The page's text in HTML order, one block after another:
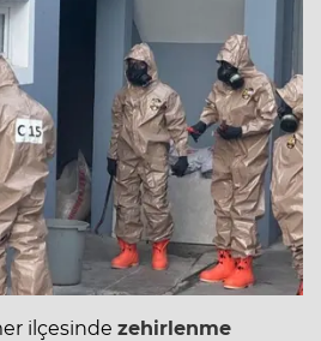
ilçesinde zehirlenme